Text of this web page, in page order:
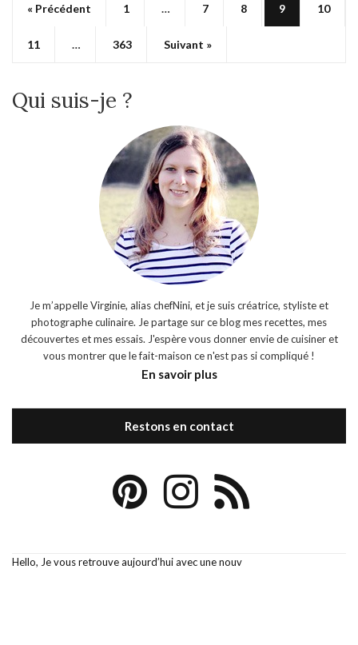
« Précédent 1 … 7 8 9 10
11 … 363 Suivant »
Qui suis-je ?
Je m’appelle Virginie, alias chefNini, et je suis créatrice, styliste et
photographe culinaire. Je partage sur ce blog mes recettes, mes
découvertes et mes essais. J'espère vous donner envie de cuisiner et
vous montrer que le fait-maison ce n'est pas si compliqué !
En savoir plus
Restons en contact
Hello, Je vous retrouve aujourd’hui avec une nouv